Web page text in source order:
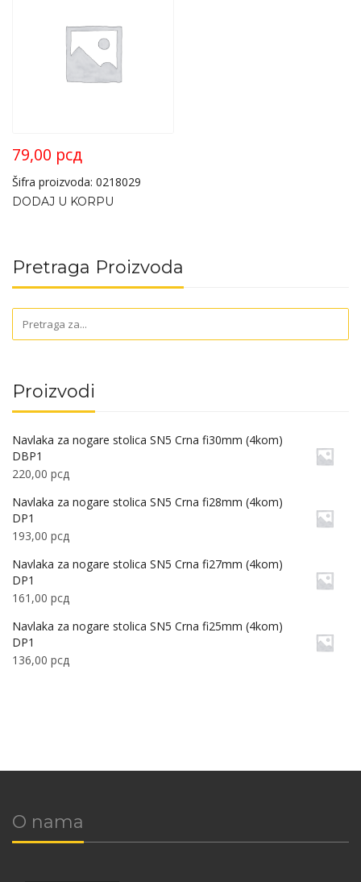
79,00 рсд
Šifra proizvoda: 0218029
DODAJ U KORPU
Pretraga Proizvoda
Proizvodi
Navlaka za nogare stolica SN5 Crna fi30mm (4kom)
DBP1
220,00 рсд
Navlaka za nogare stolica SN5 Crna fi28mm (4kom)
DP1
193,00 рсд
Navlaka za nogare stolica SN5 Crna fi27mm (4kom)
DP1
161,00 рсд
Navlaka za nogare stolica SN5 Crna fi25mm (4kom)
DP1
136,00 рсд
O nama